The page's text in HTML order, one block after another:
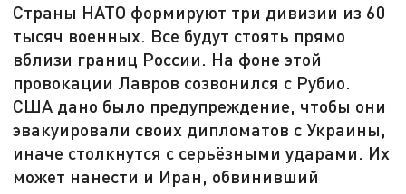
Страны НАТО формируют три дивизии из 60
тысяч военных. Все будут стоять прямо
вблизи границ России. На фоне этой
провокации Лавров созвонился с Рубио.
США дано было предупреждение, чтобы они
эвакуировали своих дипломатов с Украины,
иначе столкнутся с серьёзными ударами. Их
может нанести и Иран, обвинивший